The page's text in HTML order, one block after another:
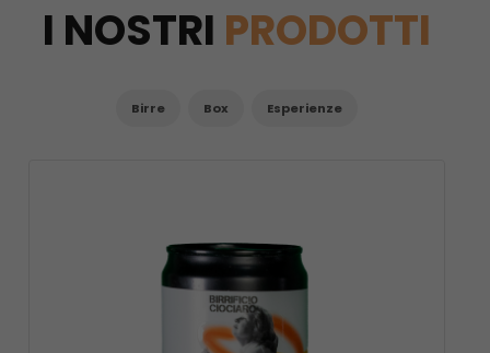
I NOSTRI PRODOTTI
Birre Box Esperienze